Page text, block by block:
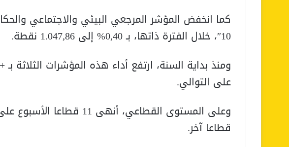
كما انخفض المؤشر المرجعي البيئي والاجتماعي
10″، خلال الفترة ذاتها، بـ 0,40% إلى 1.047,86 نقطة.
على التوالي.
قطاعا آخر.